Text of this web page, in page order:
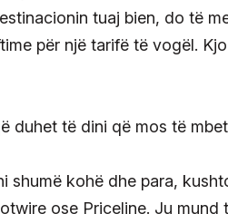
tuaj bien, do të
për një tarifë të vogël.
shumë kohë dhe para,
ose Priceline. Ju